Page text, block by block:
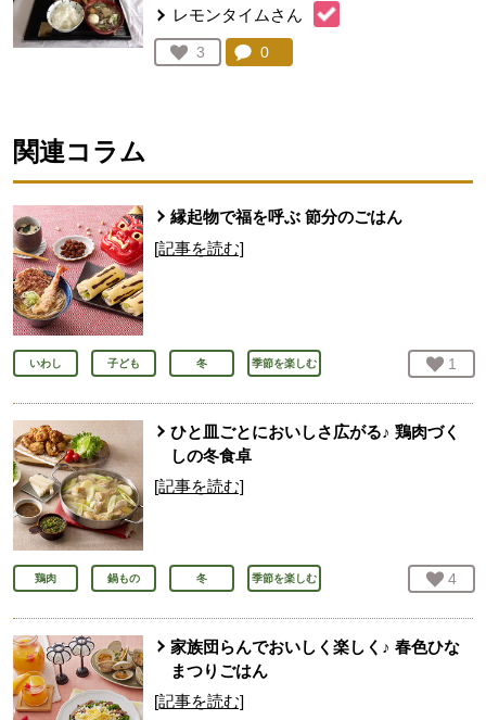
レモンタイムさん
お気に入り登録：
3
人が登録
コメント：
0
関連コラム
縁起物で福を呼ぶ 節分のごはん
[記事を読む]
いわし 子ども 冬 季節を楽しむ お気
1
ひと皿ごとにおいしさ広がる♪ 鶏肉づく
しの冬食卓
[記事を読む]
鶏肉 鍋もの 冬 季節を楽しむ お気
4
家族団らんでおいしく楽しく♪ 春色ひな
まつりごはん
[記事を読む]